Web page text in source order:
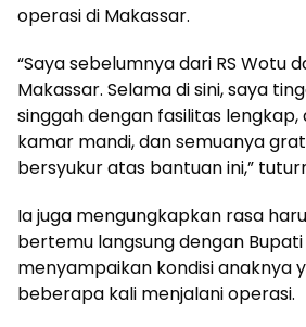
operasi di Makassar.
“Saya sebelumnya dari RS Wotu
Makassar. Selama di sini, saya
singgah dengan fasilitas
kamar mandi, dan semuanya
bersyukur atas bantuan ini,”
Ia juga mengungkapkan rasa
bertemu langsung dengan Bupati
menyampaikan kondisi anaknya
beberapa kali menjalani operasi.